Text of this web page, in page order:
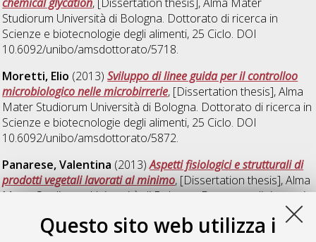
Questo sito web utilizza i
Studiorum Università di Bologna. Dottorato di ricerca in
Scienze e biotecnologie degli alimenti, 25 Ciclo. DOI
10.6092/unibo/amsdottorato/5718.
Moretti, Elio (2013)Sviluppo di linee guida per il controlloo
microbiologico nelle microbirrerie, [Dissertation thesis], Alma
Mater Studiorum Università di Bologna. Dottorato di ricerca in
Scienze e biotecnologie degli alimenti, 25 Ciclo. DOI
10.6092/unibo/amsdottorato/5872.
Panarese, Valentina (2013)Aspetti fisiologici e strutturali di
prodotti vegetali lavorati al minimo, [Dissertation thesis], Alma
Mater Studiorum Università di Bologna. Dottorato di ricerca in
10.6092/unibo/amsdottorato/5249.